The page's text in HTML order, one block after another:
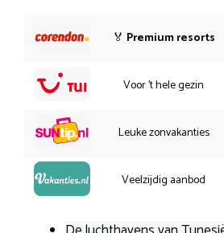
🏅 Premium resorts
Voor 't hele gezin
Leuke zonvakanties
Veelzijdig aanbod